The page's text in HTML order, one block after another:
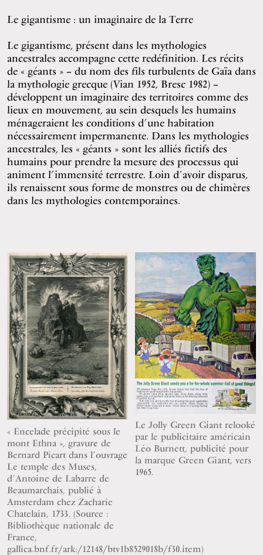
Le gigantisme : un imaginaire de la Terre
Le gigantisme, présent dans les mythologies
ancestrales accompagne cette redéfinition. Les récits
de « géants » – du nom des fils turbulents de Gaïa dans
la mythologie grecque (Vian 1952, Bresc 1982) –
développent un imaginaire des territoires comme des
lieux en mouvement, au sein desquels les humains
ménageraient les conditions d’une habitation
nécessairement impermanente. Dans les mythologies
ancestrales, les « géants » sont les alliés fictifs des
humains pour prendre la mesure des processus qui
animent l’immensité terrestre. Loin d’avoir disparus,
ils renaissent sous forme de monstres ou de chimères
dans les mythologies contemporaines.
« Encelade précipité sous le
mont Ethna », gravure de
Bernard Picart dans l’ouvrage
Le temple des Muses,
d’Antoine de Labarre de
Beaumarchais, publié à
Amsterdam chez Zacharie
Chatelain, 1733. (Source :
Bibliothèque nationale de
France,
gallica.bnf.fr/ark:/12148/btv1b8529018b/f30.item)
Le Jolly Green Giant relooké
par le publicitaire américain
Léo Burnett, publicité pour
la marque Green Giant, vers
1965.